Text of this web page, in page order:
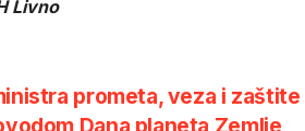
Livno
prometa, veza i zaštite